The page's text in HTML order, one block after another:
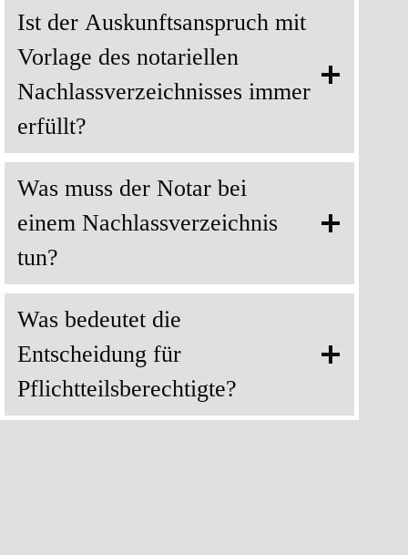
Ist der Auskunftsanspruch mit
Vorlage des notariellen
Nachlassverzeichnisses immer
erfüllt?
Was muss der Notar bei
einem Nachlassverzeichnis
tun?
Was bedeutet die
Entscheidung für
Pflichtteilsberechtigte?